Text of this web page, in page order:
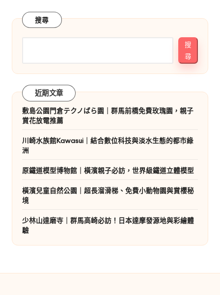
搜尋
搜
尋
近期文章
敷島公園門倉テクノばら園｜群馬前橋免費玫瑰園，親子
賞花放電推薦
川崎水族館Kawasui｜結合數位科技與淡水生態的都市綠
洲
原鐵道模型博物館｜橫濱親子必訪，世界級鐵道立體模型
橫濱兒童自然公園｜超長溜滑梯、免費小動物園與賞櫻秘
境
少林山達磨寺｜群馬高崎必訪！日本達摩發源地與彩繪體
驗